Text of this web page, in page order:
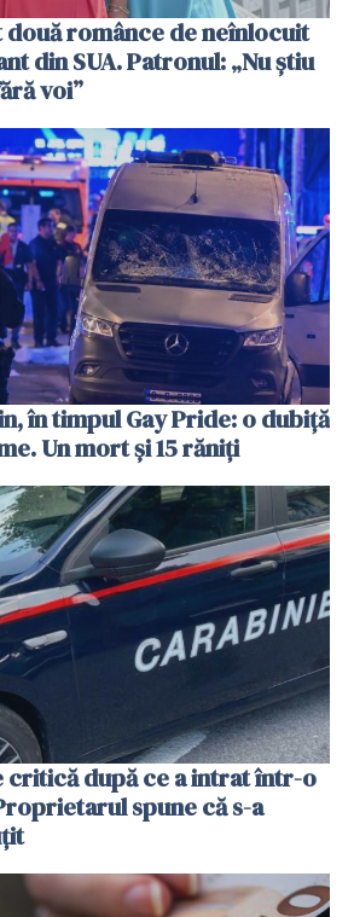
două românce de neînlocuit
din SUA. Patronul: „Nu știu
voi”
în timpul Gay Pride: o dubiță
Un mort și 15 răniți
critică după ce a intrat într-o
spune că s-a